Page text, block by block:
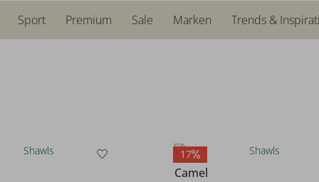
Sport Premium Sale Marken Trends &
17
Camel